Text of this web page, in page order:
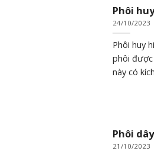
Phôi
24/10/2023
Phôi huy
phôi được
này có
Phôi
21/10/2023